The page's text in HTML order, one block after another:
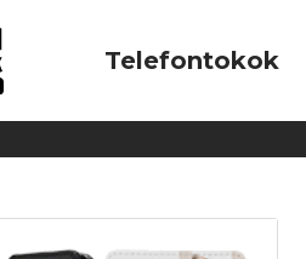
Telefontokok